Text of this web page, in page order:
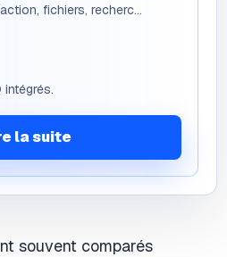
fichiers, recherc...
intégrés.
la suite
souvent comparés